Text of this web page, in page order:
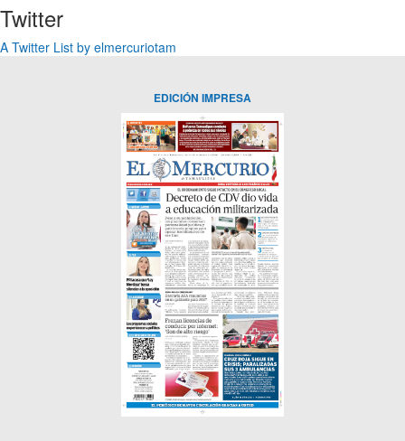
Twitter
A Twitter List by elmercuriotam
EDICIÓN IMPRESA